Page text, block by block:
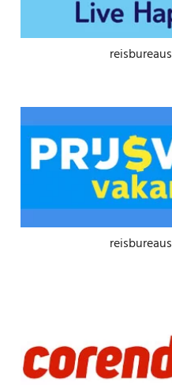
reisbureaus
reisbureaus